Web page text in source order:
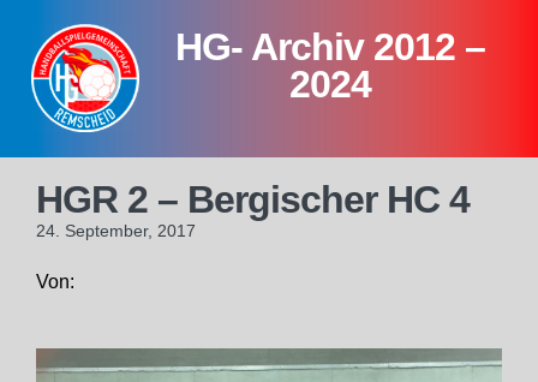
content
HG- Archiv 2012 –
2024
HGR 2 – Bergischer HC 4
24. September, 2017
Von: